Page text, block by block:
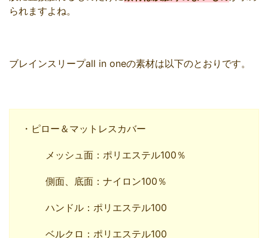
られますよね。
ブレインスリープall in oneの素材は以下のとおりです。
・ピロー＆マットレスカバー
メッシュ面：ポリエステル100％
側面、底面：ナイロン100％
ハンドル：ポリエステル100
ベルクロ：ポリエステル100